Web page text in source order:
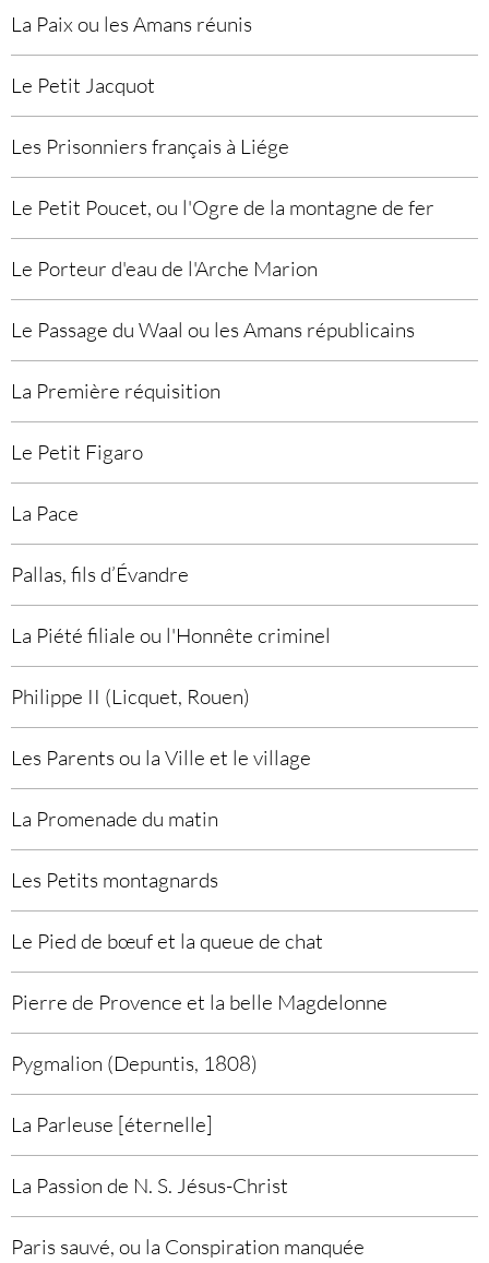
La Paix ou les Amans réunis
Le Petit Jacquot
Les Prisonniers français à Liége
Le Petit Poucet, ou l'Ogre de la montagne de fer
Le Porteur d'eau de l'Arche Marion
Le Passage du Waal ou les Amans républicains
La Première réquisition
Le Petit Figaro
La Pace
Pallas, fils d’Évandre
La Piété filiale ou l'Honnête criminel
Philippe II (Licquet, Rouen)
Les Parents ou la Ville et le village
La Promenade du matin
Les Petits montagnards
Le Pied de bœuf et la queue de chat
Pierre de Provence et la belle Magdelonne
Pygmalion (Depuntis, 1808)
La Parleuse [éternelle]
La Passion de N. S. Jésus-Christ
Paris sauvé, ou la Conspiration manquée